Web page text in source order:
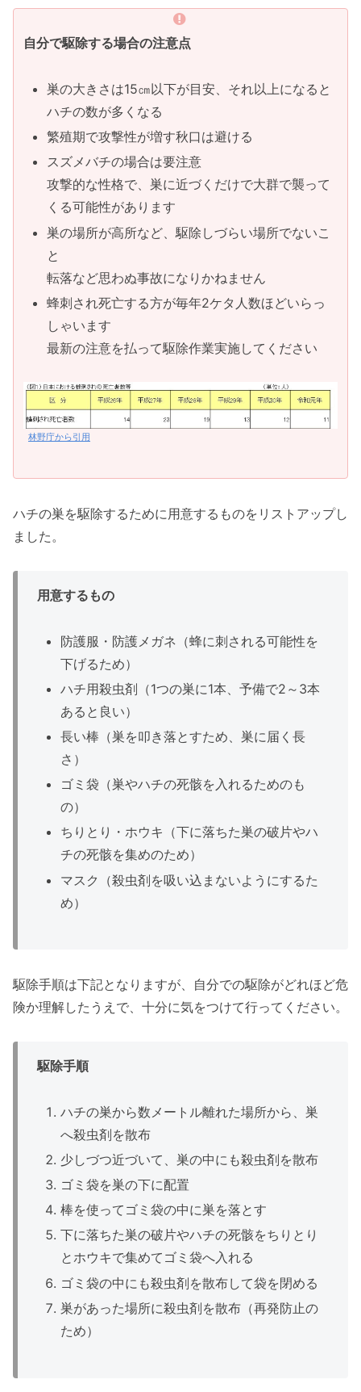
自分で駆除する場合の注意点
巣の大きさは15㎝以下が目安、それ以上になると
ハチの数が多くなる
繁殖期で攻撃性が増す秋口は避ける
スズメバチの場合は要注意
攻撃的な性格で、巣に近づくだけで大群で襲って
くる可能性があります
巣の場所が高所など、駆除しづらい場所でないこ
と
転落など思わぬ事故になりかねません
蜂刺され死亡する方が毎年2ケタ人数ほどいらっ
しゃいます
最新の注意を払って駆除作業実施してください
林野庁から引用
ハチの巣を駆除するために用意するものをリストアップし
ました。
用意するもの
防護服・防護メガネ（蜂に刺される可能性を
下げるため）
ハチ用殺虫剤（1つの巣に1本、予備で2～3本
あると良い）
長い棒（巣を叩き落とすため、巣に届く長
さ）
ゴミ袋（巣やハチの死骸を入れるためのも
の）
ちりとり・ホウキ（下に落ちた巣の破片やハ
チの死骸を集めのため）
マスク（殺虫剤を吸い込まないようにするた
め）
駆除手順は下記となりますが、自分での駆除がどれほど危
険か理解したうえで、十分に気をつけて行ってください。
駆除手順
ハチの巣から数メートル離れた場所から、巣
へ殺虫剤を散布
少しづつ近づいて、巣の中にも殺虫剤を散布
ゴミ袋を巣の下に配置
棒を使ってゴミ袋の中に巣を落とす
下に落ちた巣の破片やハチの死骸をちりとり
とホウキで集めてゴミ袋へ入れる
ゴミ袋の中にも殺虫剤を散布して袋を閉める
巣があった場所に殺虫剤を散布（再発防止の
ため）